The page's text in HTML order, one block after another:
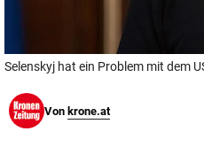
Selenskyj hat ein Problem mit dem
Von krone.at